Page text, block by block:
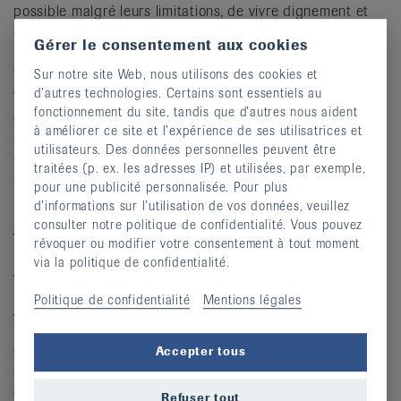
possible malgré leurs limitations, de vivre dignement et
avec moins de douleurs. Investir dans une aide adaptée
revient à investir pour une meilleure qualité de vie, et
contribue finalement à la prévention, à la participation et
à la réduction des coûts de santé.
« Un moyen auxiliaire utilisé à bon escient est bien plus
qu’un objet, c’est un pas vers plus d’indépendance,
d’autonomie et de qualité de vie », souligne Nadja
Gensterblum.
Action pour la Journée mondiale
contre le rhumatisme 2025 : quiz et
tirage au sort
À l’occasion de la Journée mondiale contre le
rhumatisme, la Ligue suisse contre le rhumatisme
organise un quiz interactif en ligne, avec des faits
captivants sur le thème du rhumatisme et des moyens
auxiliaires. En outre, il y a un tirage au sort sur le site
Gérer le consentement aux cookies
Sur notre site Web, nous utilisons des cookies et
d’autres technologies. Certains sont essentiels au
fonctionnement du site, tandis que d’autres nous aident
à améliorer ce site et l’expérience de ses utilisatrices et
utilisateurs. Des données personnelles peuvent être
traitées (p. ex. les adresses IP) et utilisées, par exemple,
pour une publicité personnalisée. Pour plus
d’informations sur l’utilisation de vos données, veuillez
consulter notre politique de confidentialité. Vous pouvez
révoquer ou modifier votre consentement à tout moment
via la politique de confidentialité.
Politique de confidentialité Mentions légales
Accepter tous